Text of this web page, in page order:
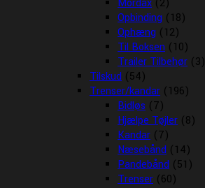
Mordax (2)
Opbinding (18)
Ophæng (12)
Til Boksen (10)
Trailer Tilbehør (3)
Tilskud (54)
Trenser/kandar (196)
Bidløs (7)
Hjælpe Tøjler (8)
Kandar (7)
Næsebånd (14)
Pandebånd (51)
Trenser (60)